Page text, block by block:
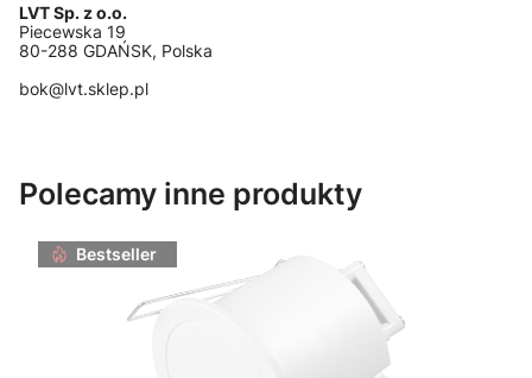
LVT Sp. z o.o.
Piecewska 19
80-288 GDAŃSK, Polska
bok@lvt.sklep.pl
Polecamy inne produkty
Bestseller